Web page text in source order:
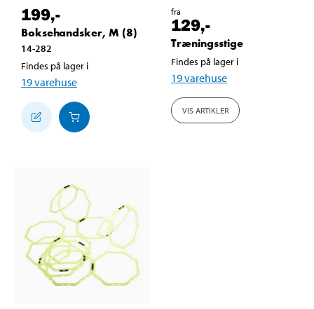
199,-
Boksehandsker, M (8)
14-282
Findes på lager i
19varehuse
fra
129,-
Træningsstige
Findes på lager i
19varehuse
VIS ARTIKLER